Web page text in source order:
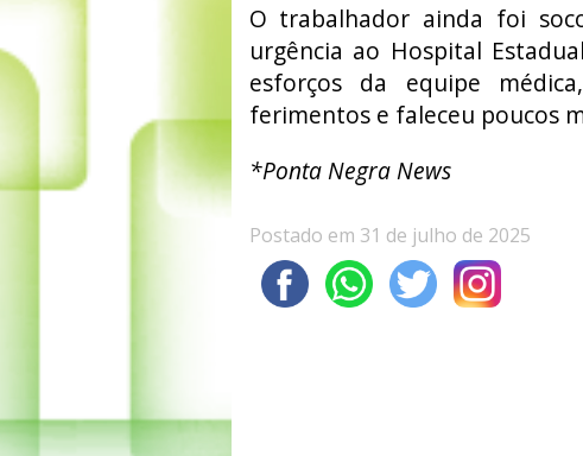
O trabalhador ainda foi
urgência ao Hospital
esforços da equipe
ferimentos e faleceu poucos
*Ponta Negra News
Postado em 31 de julho de 2025